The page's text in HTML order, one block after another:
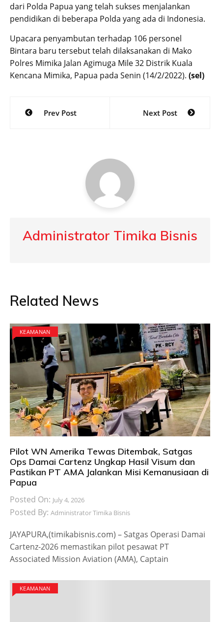
dari Polda Papua yang telah sukses menjalankan
pendidikan di beberapa Polda yang ada di Indonesia.
Upacara penyambutan terhadap 106 personel
Bintara baru tersebut telah dilaksanakan di Mako
Polres Mimika Jalan Agimuga Mile 32 Distrik Kuala
Kencana Mimika, Papua pada Senin (14/2/2022). (sel)
Post
navigation
Prev Post Next Post
Administrator Timika Bisnis
Related News
KEAMANAN
Pilot WN Amerika Tewas Ditembak, Satgas
Ops Damai Cartenz Ungkap Hasil Visum dan
Pastikan PT AMA Jalankan Misi Kemanusiaan di
Papua
Posted On: July 4, 2026
Posted By: Administrator Timika Bisnis
JAYAPURA,(timikabisnis.com) – Satgas Operasi Damai
Cartenz-2026 memastikan pilot pesawat PT
Associated Mission Aviation (AMA), Captain
KEAMANAN